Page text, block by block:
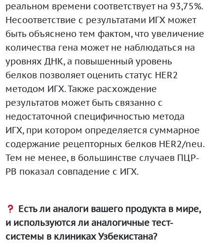
реальном времени соответствует на 93,75%.
Несоответствие с результатами ИГХ может
быть объяснено тем фактом, что увеличение
количества гена может не наблюдаться на
уровнях ДНК, а повышенный уровень
белков позволяет оценить статус HER2
методом ИГХ. Также расхождение
результатов может быть связанно с
недостаточной специфичностью метода
ИГХ, при котором определяется суммарное
содержание рецепторных белков HER2/neu.
Тем не менее, в большинстве случаев ПЦР-
РВ показал совпадение с ИГХ.
Есть ли аналоги вашего продукта в мире,
и используются ли аналогичные тест-
системы в клиниках Узбекистана?